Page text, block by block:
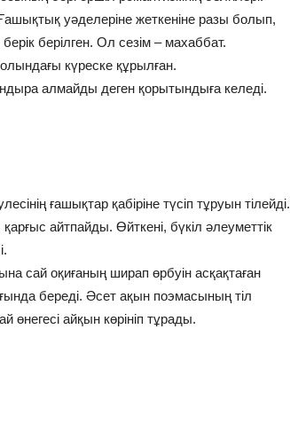
уәделеріне жеткеніне разы болып,
берілген. Ол сезім – махаббат.
күреске құрылған.
алмайды деген қорытындыға келеді.
ғашықтар қабіріне түсіп тұруын тілейді.
айтпайды. Өйткені, бүкіл әлеуметтік
сай оқиғаның ширап өрбуін асқақтаған
береді. Әсет ақын поэмасының тіл
өнегесі айқын көрініп тұрады.